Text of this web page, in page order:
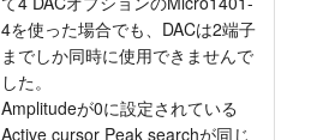
4を使った場合でも、DACは2端子
までしか同時に使用できませんで
した。
Amplitudeが0に設定されている
Active cursor Peak searchが同じ